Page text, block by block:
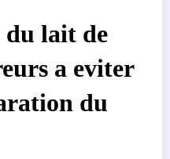
du lait de
a eviter
du